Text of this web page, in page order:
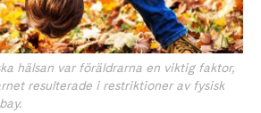
hälsan var föräldrarna en viktig faktor,
resulterade i restriktioner av fysisk